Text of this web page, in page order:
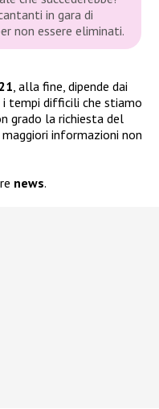
in gara di
non essere eliminati.
, alla fine, dipende dai
i tempi difficili che stiamo
grado la richiesta del
informazioni non
news.